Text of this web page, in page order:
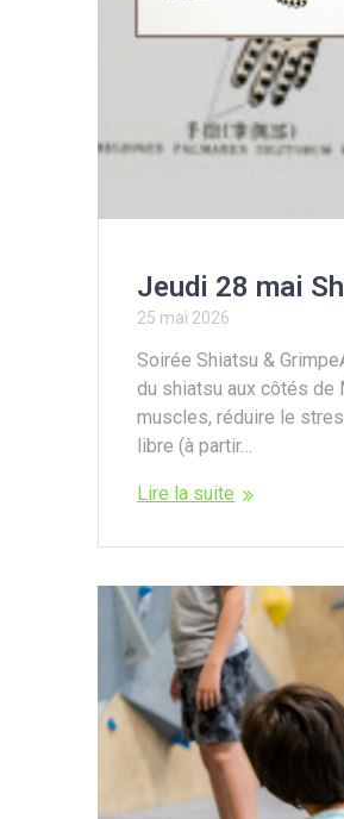
Jeudi 28 mai
25 mai 2026
Soirée Shiatsu &
du shiatsu aux côtés
muscles, réduire le
libre (à partir…
Lire la suite